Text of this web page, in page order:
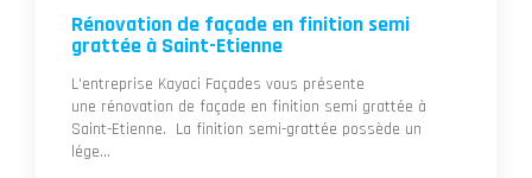
Rénovation de façade en finition semi
grattée à Saint-Etienne
L'entreprise Kayaci Façades vous présente
une rénovation de façade en finition semi grattée à
Saint-Etienne. La finition semi-grattée possède un
lége...